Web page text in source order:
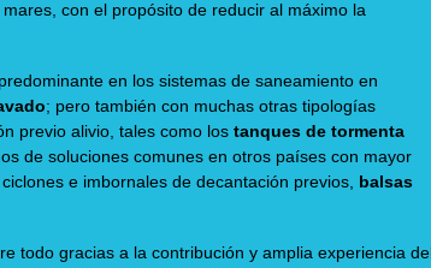
con el propósito de reducir al máximo la
en los sistemas de saneamiento en
; pero también con muchas otras tipologías
previo alivio, tales como los tanques de tormenta
de soluciones comunes en otros países con mayor
e imbornales de decantación previos, balsas
todo gracias a la contribución y amplia experiencia del